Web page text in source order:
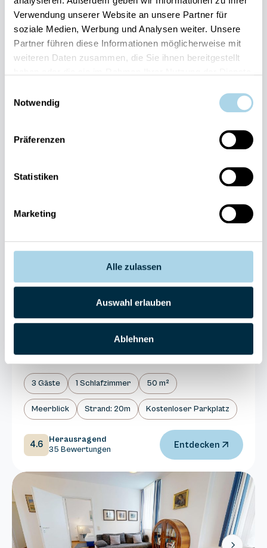
Verwendung unserer Website an unsere Partner für
soziale Medien, Werbung und Analysen weiter. Unsere
Partner führen diese Informationen möglicherweise mit
weiteren Daten zusammen, die Sie ihnen bereitgestellt
Notwendig
Präferenzen
Statistiken
Marketing
Alle zulassen
Auswahl erlauben
Ablehnen
Binz, Ostseebad
Villa Strandblick 06
Meerblick Kostenloser Parkplatz
4.8
24 Bewertungen
Entdecken
Next
Villa Strandblick 08
3 Gäste 1 Schlafzimmer 50 m²
Meerblick Strand: 20m Kostenloser Parkplatz
4.6
Herausragend
35 Bewertungen
Entdecken